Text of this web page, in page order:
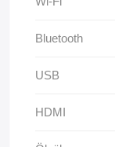
Bluetooth
USB
HDMI